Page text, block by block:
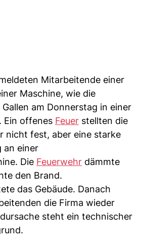
Mitarbeitende einer
Maschine, wie die
am Donnerstag in einer
Ein offenes Feuer stellten die
nicht fest, aber eine starke
an einer
Die Feuerwehr dämmte
den Brand.
das Gebäude. Danach
die Firma wieder
steht ein technischer